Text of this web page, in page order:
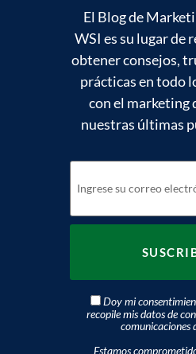
El Blog de
WSI es su lugar de
obtener consejos,
prácticas en todo
con el marketing
nuestras últimas
Doy mi
recopile mis datos de
comunicaciones
Estamos